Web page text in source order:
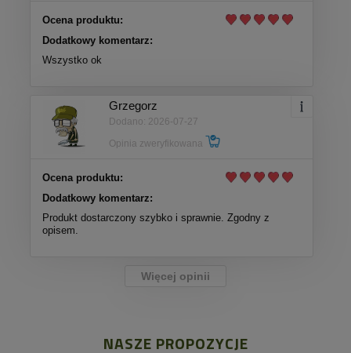
Ocena produktu:
Dodatkowy komentarz:
Wszystko ok
Grzegorz
Dodano: 2026-07-27
Opinia zweryfikowana
Ocena produktu:
Dodatkowy komentarz:
Produkt dostarczony szybko i sprawnie. Zgodny z
opisem.
Więcej opinii
NASZE PROPOZYCJE